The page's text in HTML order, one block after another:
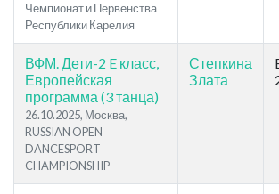
Чемпионат и Первенства
Республики Карелия
ВФМ. Дети-2 E класс,
Европейская
программа (3 танца)
26.10.2025, Москва,
RUSSIAN OPEN
DANCESPORT
CHAMPIONSHIP
Степкина
Злата